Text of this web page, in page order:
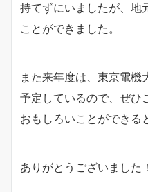
持てずにいましたが、地
ことができました。
また来年度は、東京電機
予定しているので、ぜひ
おもしろいことができる
ありがとうございました！